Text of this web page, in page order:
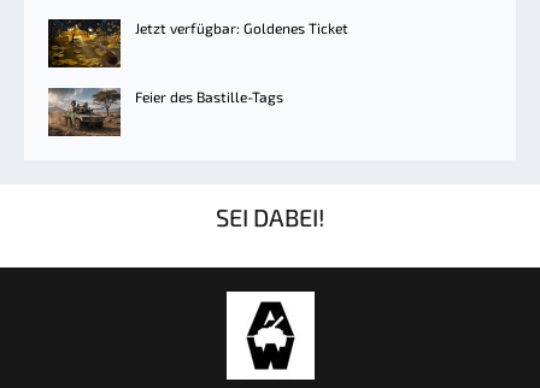
Jetzt verfügbar: Goldenes Ticket
Feier des Bastille-Tags
SEI DABEI!